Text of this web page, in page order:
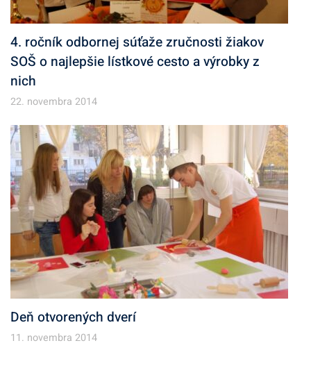
4. ročník odbornej súťaže zručnosti žiakov
SOŠ o najlepšie lístkové cesto a výrobky z
nich
22. novembra 2014
Deň otvorených dverí
11. novembra 2014